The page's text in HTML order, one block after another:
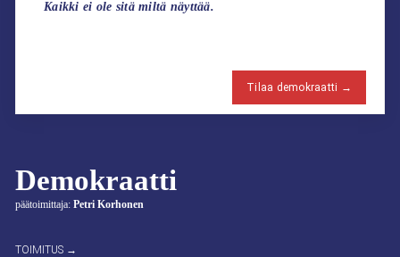
Demokraatti
päätoimittaja: Petri Korhonen
TOIMITUS →
Kaikki ei ole sitä miltä näyttää.
Tilaa demokraatti →